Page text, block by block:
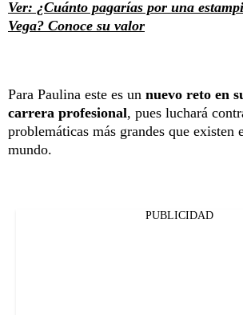
Ver: ¿Cuánto pagarías por una
Vega? Conoce su valor
Para Paulina este es un nuevo reto en
carrera profesional, pues luchará
problemáticas más grandes que existen
mundo.
PUBLICIDAD